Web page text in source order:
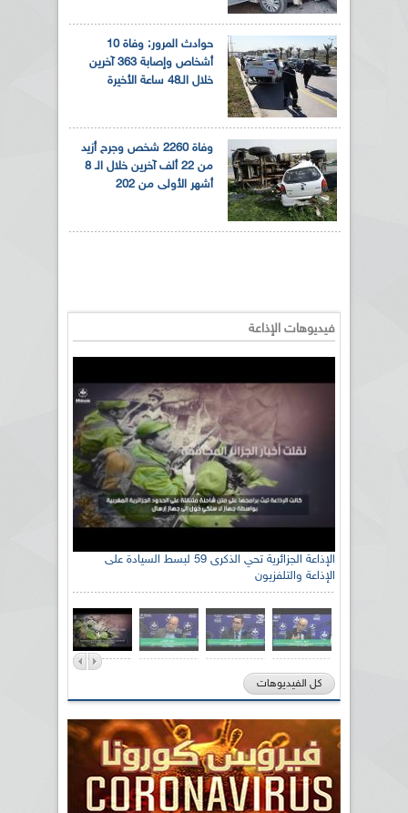
حوادث المرور: وفاة 10
أشخاص وإصابة 363 آخرين
خلال الـ48 ساعة الأخيرة
وفاة 2260 شخص وجرح أزيد
من 22 ألف آخرين خلال الـ 8
أشهر الأولى من 202
فيديوهات الإذاعة
الإذاعة الجزائرية تحي الذكرى 59 لبسط السيادة على
الإذاعة والتلفزيون
كل الفيديوهات